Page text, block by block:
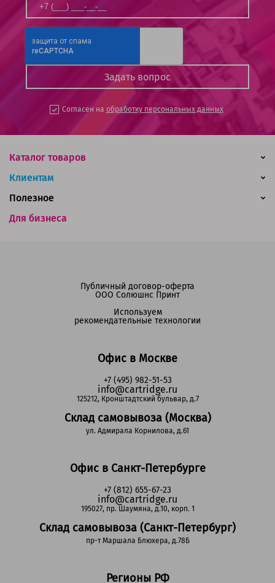
Согласен на обработку персональных данных
Каталог товаров
Клиентам
Для бизнеса
Полезное
Офис в Москве
+7 (495) 982-51-53
info@cartridge.ru
125212, Кронштадтский бульвар, д.7
Склад самовывоза (Москва)
ул. Адмирала Корнилова, д.61
Офис в Санкт-Петербурге
+7 (812) 655-67-23
info@cartridge.ru
195027, пр. Шаумяна, д.10, корп. 1
Склад самовывоза (Санкт-Петербург)
пр-т Маршала Блюхера, д.78Б
Регионы РФ
Публичный договор-оферта
ООО Солюшнс Принт
Используем
рекомендательные технологии